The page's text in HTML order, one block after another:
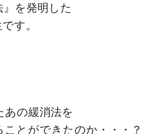
を発明した
す。
あの緩消法を
ことができたのか・・・？